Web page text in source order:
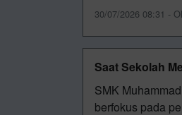
30/07/2026 08:31 -
Saat Sekolah
SMK
berfokus pada